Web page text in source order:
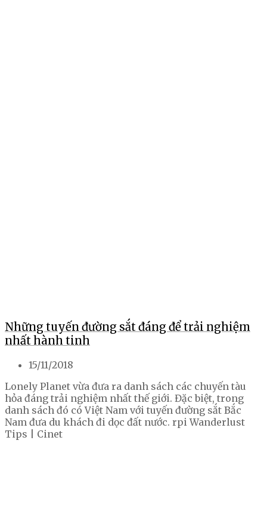
Những tuyến đường sắt đáng để trải nghiệm
nhất hành tinh
15/11/2018
Lonely Planet vừa đưa ra danh sách các chuyến tàu
hỏa đáng trải nghiệm nhất thế giới. Đặc biệt, trong
danh sách đó có Việt Nam với tuyến đường sắt Bắc
Nam đưa du khách đi dọc đất nước. rpi Wanderlust
Tips | Cinet